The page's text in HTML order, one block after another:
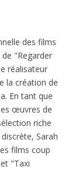
des films
"Regarder
réalisateur
la création de
En tant que
œuvres de
riche
Sarah
films coup
"Taxi